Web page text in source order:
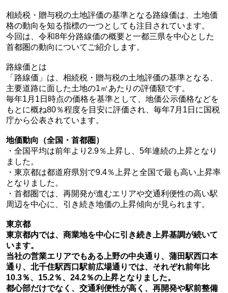
相続税・贈与税の土地評価の基準となる路線価は、土地価
格の動向を知る指標の一つとしても注目されています。
今回は、令和8年分路線価の概要と一都三県を中心とした
首都圏の動向についてご紹介します。
路線価とは
「路線価」は、相続税・贈与税の土地評価の基準となる、
主要道路に面した土地の1㎡あたりの評価額です。
毎年1月1日時点の価格を基準として、地価公示価格などを
もとに概ね80％程度を目安に評価され、毎年7月1日に国税
庁から公表されています。
地価動向（全国・首都圏）
・全国平均は前年より 2.9％上昇し、 5年連続の上昇となり
ました。
・東京都は都道府県別で9.4％上昇と全国で最も高い上昇率
となりました。
・首都圏では、再開発が進むエリアや交通利便性の高い駅
周辺を中心に、引き続き地価の上昇傾向が見られます。
東京都
東京都内では、商業地を中心に引き続き上昇基調が続いて
います。
当社の営業エリアでもある上野の中央通り、蒲田駅西口本
通り、北千住駅西口駅前広場通りでは、それぞれ前年比
10.3％、15.2％、24.2％の上昇となりました。
都心部だけでなく、交通利便性が高く、再開発や駅前整備